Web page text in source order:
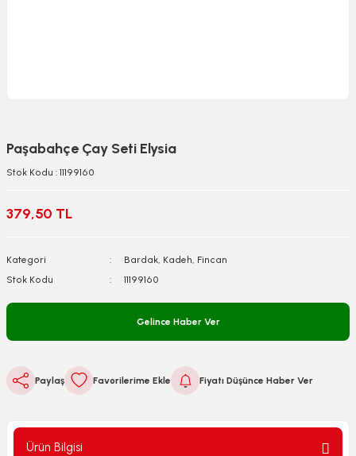
Paşabahçe Çay Seti Elysia
Stok Kodu : 11199160
379,50 TL
Kategori
Bardak, Kadeh, Fincan
Stok Kodu
11199160
Gelince Haber Ver
Paylaş Fiyatı Düşünce Haber Ver
Ürün Bilgisi